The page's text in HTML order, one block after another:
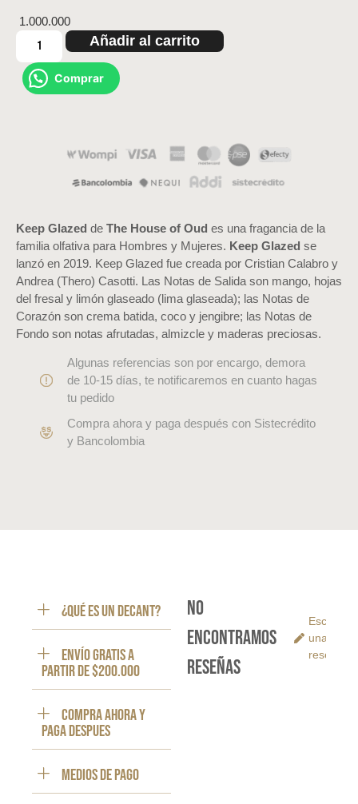
1.000.000
Añadir al carrito
Comprar
Keep Glazed de The House of Oud es una fragancia de la
familia olfativa para Hombres y Mujeres. Keep Glazed se
lanzó en 2019. Keep Glazed fue creada por Cristian Calabro y
Andrea (Thero) Casotti. Las Notas de Salida son mango, hojas
del fresal y limón glaseado (lima glaseada); las Notas de
Corazón son crema batida, coco y jengibre; las Notas de
Fondo son notas afrutadas, almizcle y maderas preciosas.
Algunas referencias son por encargo, demora
de 10-15 días, te notificaremos en cuanto hagas
tu pedido
Compra ahora y paga después con Sistecrédito
y Bancolombia
¿Qué es un decant?
ENVÍO GRATIS a
partir de $200.000
Compra ahora y
paga despues
Medios de pago
No
encontramos
reseñas
Escribe
una
reseña